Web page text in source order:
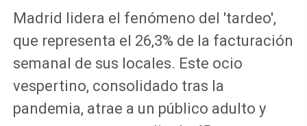
Madrid lidera el fenómeno del 'tardeo',
que representa el 26,3% de la facturación
semanal de sus locales. Este ocio
vespertino, consolidado tras la
pandemia, atrae a un público adulto y